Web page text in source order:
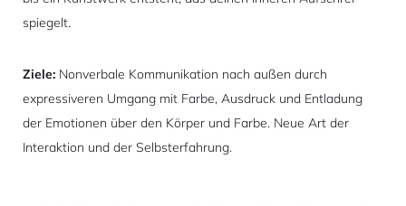
spiegelt.
Ziele: Nonverbale Kommunikation nach außen durch
expressiveren Umgang mit Farbe, Ausdruck und Entladung
der Emotionen über den Körper und Farbe. Neue Art der
Interaktion und der Selbsterfahrung.